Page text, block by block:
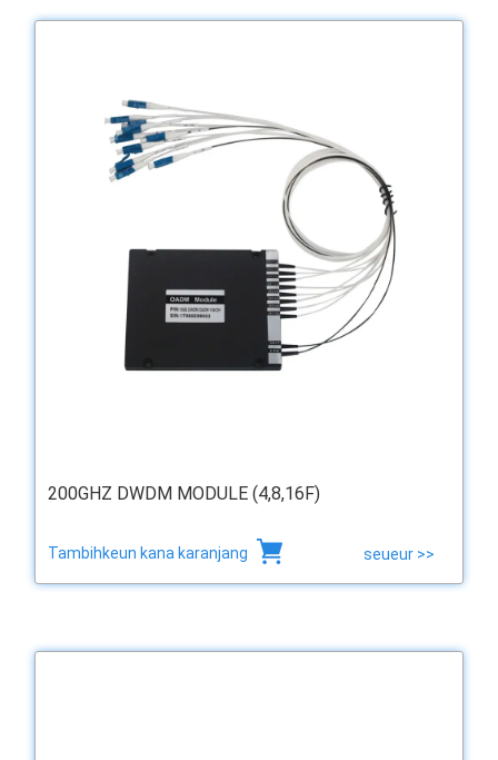
200GHZ DWDM MODULE (4,8,16F)
Tambihkeun kana karanjang seueur >>